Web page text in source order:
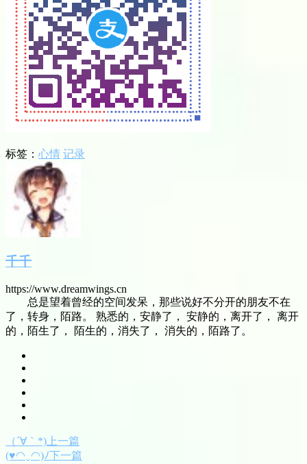
标签： 心情 记录
千千
https://www.dreamwings.cn
总是望着曾经的空间发呆，那些说好不分开的朋友不在
了，转身，陌路。 熟悉的，安静了， 安静的，离开了， 离开
的，陌生了， 陌生的，消失了， 消失的，陌路了。
（´∀｀*)上一篇
(♥◠‿◠)ﾉ下一篇